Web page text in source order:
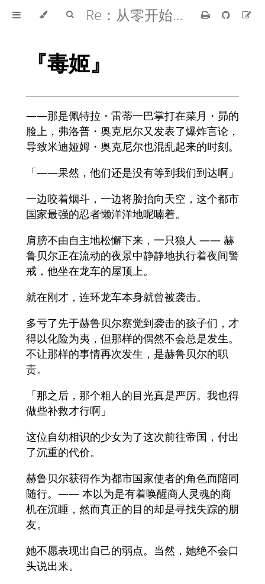
Re：从零开始的异世界生活
『毒姬』
――那是佩特拉・雷蒂一巴掌打在菜月・昴的
脸上，弗洛普・奥克尼尔又发表了爆炸言论，
导致米迪娅姆・奥克尼尔也混乱起来的时刻。
「——果然，他们还是没有等到我们到达啊」
一边咬着烟斗，一边将脸抬向天空，这个都市
国家最强的忍者懒洋洋地呢喃着。
肩膀不由自主地松懈下来，一只狼人 —— 赫
鲁贝尔正在流动的夜景中静静地执行着夜间警
戒，他坐在龙车的屋顶上。
就在刚才，连环龙车本身就曾被袭击。
多亏了先于赫鲁贝尔察觉到袭击的孩子们，才
得以化险为夷，但那样的偶然不会总是发生。
不让那样的事情再次发生，是赫鲁贝尔的职
责。
「那之后，那个粗人的目光真是严厉。我也得
做些补救才行啊」
这位自幼相识的少女为了这次前往帝国，付出
了沉重的代价。
赫鲁贝尔获得作为都市国家使者的角色而陪同
随行。—— 本以为是有着唤醒商人灵魂的商
机在沉睡，然而真正的目的却是寻找失踪的朋
友。
她不愿表现出自己的弱点。当然，她绝不会口
头说出来。